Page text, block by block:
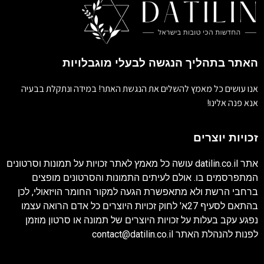
האתר בתהליך הנגשה לבעלי מוגבלויות
אנו עושים כל מאמץ להשלים את הנגשת האתר! במידה ונתקלת בבעיה
אנא פנה אלינו!
זכויות יוצרים
אתר datilin.co.il עושה כל מאמץ לאתר זכויות על תמונות וסרטונים
המתפרסמים בו. אולם לעיתים התמונות והסרטונים מופצים
ברחבי הרשת ולא מתאפשרת הגעה למקור החומר הויזאולי, לכן
בהתאם לסעיף 27א' לחוק זכויות היוצרים כל אדם הרואה עצמו
נפגע עקב בעלות על זכויות היוצרים של תמונה או סרטון מוזמן
לפנות להנהלת האתר contact@datilin.co.il